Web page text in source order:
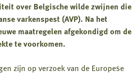
over Belgische wilde zwijnen die
varkenspest (AVP). Na het
maatregelen afgekondigd om de
te voorkomen.
zijn op verzoek van de Europese